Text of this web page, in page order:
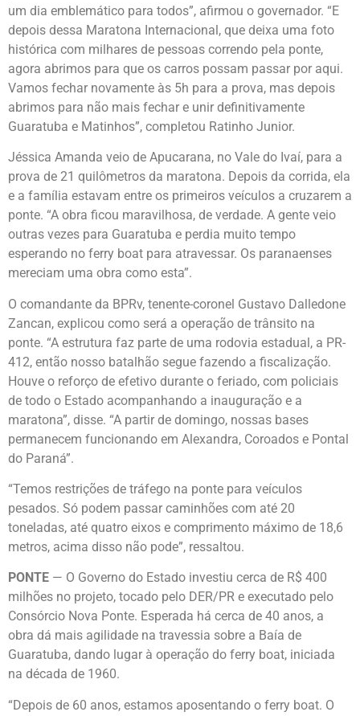
um dia emblemático para todos”, afirmou o governador. “E
depois dessa Maratona Internacional, que deixa uma foto
histórica com milhares de pessoas correndo pela ponte,
agora abrimos para que os carros possam passar por aqui.
Vamos fechar novamente às 5h para a prova, mas depois
abrimos para não mais fechar e unir definitivamente
Guaratuba e Matinhos”, completou Ratinho Junior.
Jéssica Amanda veio de Apucarana, no Vale do Ivaí, para a
prova de 21 quilômetros da maratona. Depois da corrida, ela
e a família estavam entre os primeiros veículos a cruzarem a
ponte. “A obra ficou maravilhosa, de verdade. A gente veio
outras vezes para Guaratuba e perdia muito tempo
esperando no ferry boat para atravessar. Os paranaenses
mereciam uma obra como esta”.
O comandante da BPRv, tenente-coronel Gustavo Dalledone
Zancan, explicou como será a operação de trânsito na
ponte. “A estrutura faz parte de uma rodovia estadual, a PR-
412, então nosso batalhão segue fazendo a fiscalização.
Houve o reforço de efetivo durante o feriado, com policiais
de todo o Estado acompanhando a inauguração e a
maratona”, disse. “A partir de domingo, nossas bases
permanecem funcionando em Alexandra, Coroados e Pontal
do Paraná”.
“Temos restrições de tráfego na ponte para veículos
pesados. Só podem passar caminhões com até 20
toneladas, até quatro eixos e comprimento máximo de 18,6
metros, acima disso não pode”, ressaltou.
PONTE — O Governo do Estado investiu cerca de R$ 400
milhões no projeto, tocado pelo DER/PR e executado pelo
Consórcio Nova Ponte. Esperada há cerca de 40 anos, a
obra dá mais agilidade na travessia sobre a Baía de
Guaratuba, dando lugar à operação do ferry boat, iniciada
na década de 1960.
“Depois de 60 anos, estamos aposentando o ferry boat. O